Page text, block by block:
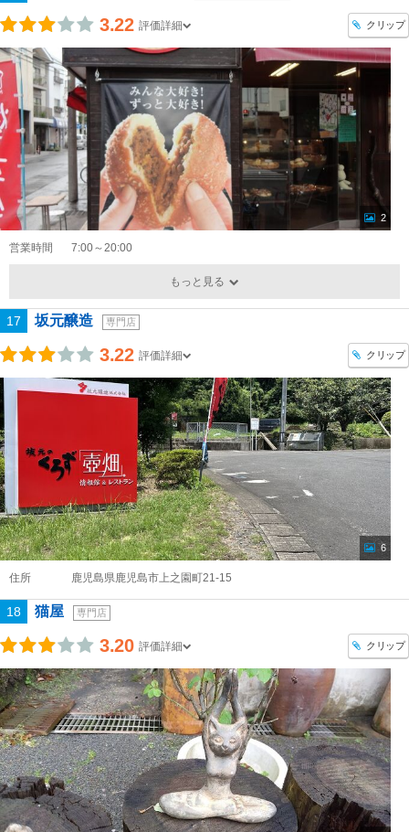
3.22 評価詳細 クリップ
2
営業時間 7:00～20:00
もっと見る
17 坂元醸造 専門店
3.22 評価詳細 クリップ
6
住所 鹿児島県鹿児島市上之園町21-15
18 猫屋 専門店
3.20 評価詳細 クリップ